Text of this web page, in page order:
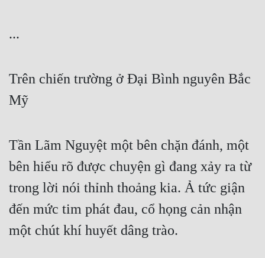
...
Trên chiến trường ở Đại Bình nguyên Bắc
Mỹ
Tần Lãm Nguyệt một bên chặn đánh, một
bên hiểu rõ được chuyện gì đang xảy ra từ
trong lời nói thỉnh thoảng kia. Ả tức giận
đến mức tim phát đau, cổ họng cản nhận
một chút khí huyết dâng trào.